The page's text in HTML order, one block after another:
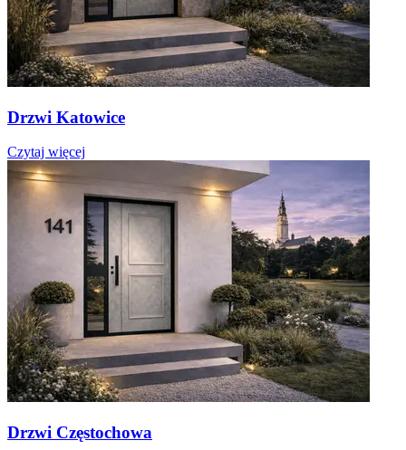
Drzwi Katowice
Czytaj więcej
Drzwi Częstochowa